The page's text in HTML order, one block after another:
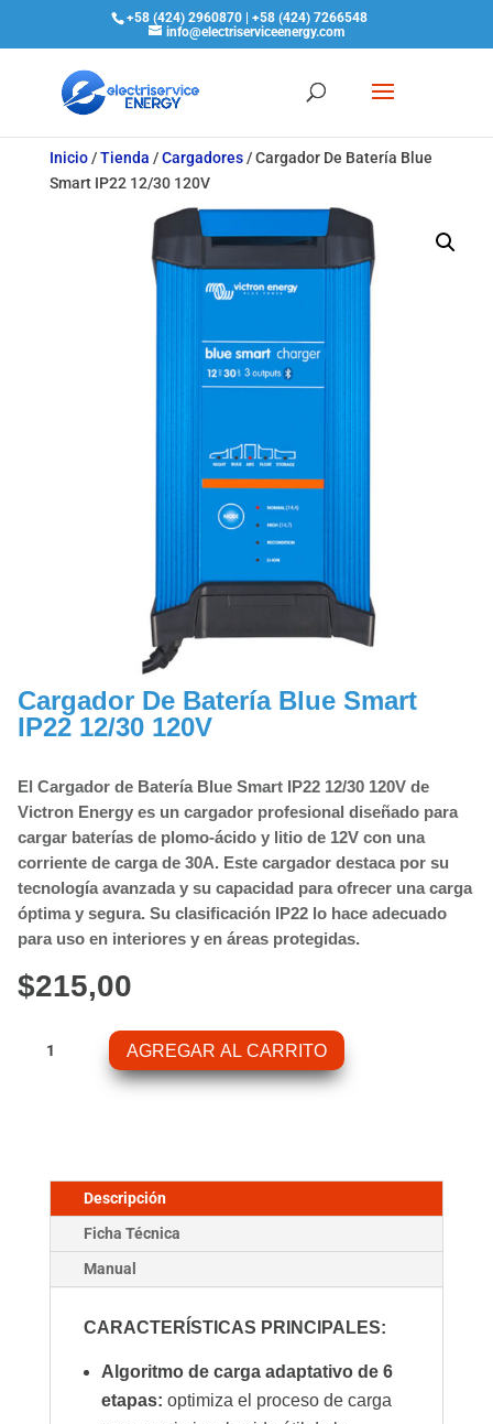
+58 (424) 2960870 | +58 (424) 7266548
info@electriserviceenergy.com
Inicio/Tienda /Cargadores/Cargador De Batería Blue
Smart IP22 12/30 120V
Cargador De Batería Blue Smart
IP22 12/30 120V
El Cargador de Batería Blue Smart IP22 12/30 120V de
Victron Energy es un cargador profesional diseñado para
cargar baterías de plomo-ácido y litio de 12V con una
corriente de carga de 30A. Este cargador destaca por su
tecnología avanzada y su capacidad para ofrecer una carga
óptima y segura. Su clasificación IP22 lo hace adecuado
para uso en interiores y en áreas protegidas.
$215,00
12/30
AGREGAR AL CARRITO
Descripción
Ficha Técnica
Manual
CARACTERÍSTICAS PRINCIPALES:
Algoritmo de carga adaptativo de 6
etapas: optimiza el proceso de carga